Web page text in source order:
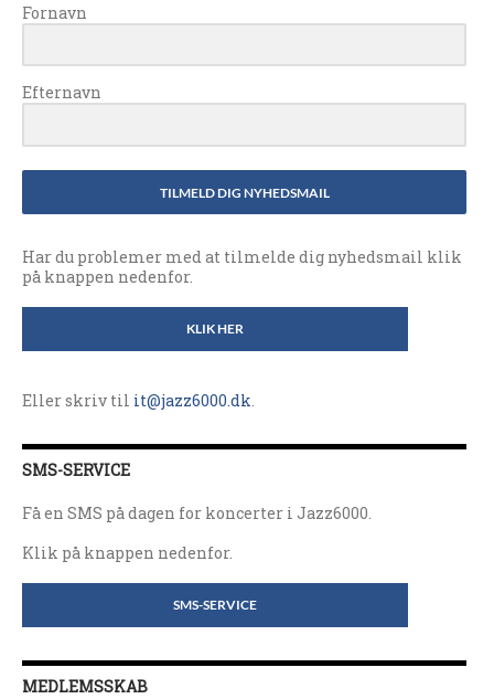
Fornavn
Efternavn
TILMELD DIG NYHEDSMAIL
Har du problemer med at tilmelde dig nyhedsmail klik
på knappen nedenfor.
KLIK HER
Eller skriv til it@jazz6000.dk.
SMS-SERVICE
Få en SMS på dagen for koncerter i Jazz6000.
Klik på knappen nedenfor.
SMS-SERVICE
MEDLEMSSKAB